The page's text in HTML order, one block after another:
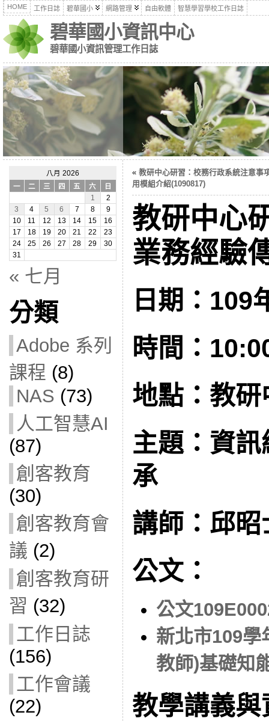
HOME 工作日誌 碧華國小 網路管理 自由軟體 智慧學習學校工作日誌
碧華國小資訊中心
碧華國小資訊管理工作日誌
八月 2026
一
二 三 四 五 六
日
1
2
3
4 5 6 7 8
9
10
11 12 13 14 15
16
17
18 19 20 21 22
23
24
25 26 27 28 29
30
31
« 七月
分類
Adobe 系列
課程 (8)
NAS (73)
人工智慧AI
(87)
創客教育
(30)
創客教育會
議 (2)
創客教育研
習 (32)
工作日誌
(156)
工作會議
(22)
« 教研中心研習：校務行政系統注意事
用模組介紹(1090817)
教研中心
業務經驗
日期：109
時間：
地點：教研
主題：資
承
講師：邱昭
公文：
公文
新北市109學
教師)基礎知
教學講義與